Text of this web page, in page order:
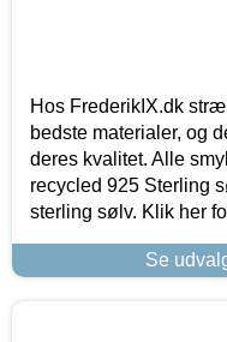
Hos FrederikIX.dk
bedste materialer, og
deres kvalitet. Alle
recycled 925 Sterling
sterling sølv. Klik her
Se